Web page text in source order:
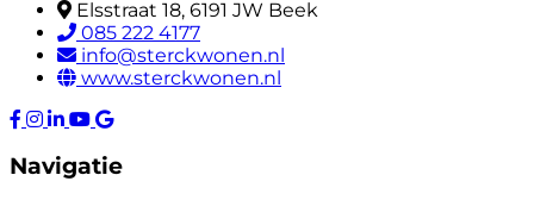
Elsstraat 18, 6191 JW Beek
085 222 4177
info@sterckwonen.nl
www.sterckwonen.nl
Navigatie